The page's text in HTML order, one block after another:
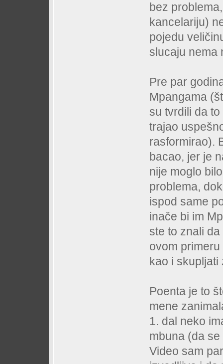
bez
kancelariju)
pojedu
slucaju nema
Pre par
Mpangama
su tvrdili da
trajao
rasformirao).
bacao, jer je
nije moglo
problema,
ispod same
inače bi im
ste to znali
ovom
kao i
Poenta je to
mene
1. dal neko
mbuna (da
Video sam